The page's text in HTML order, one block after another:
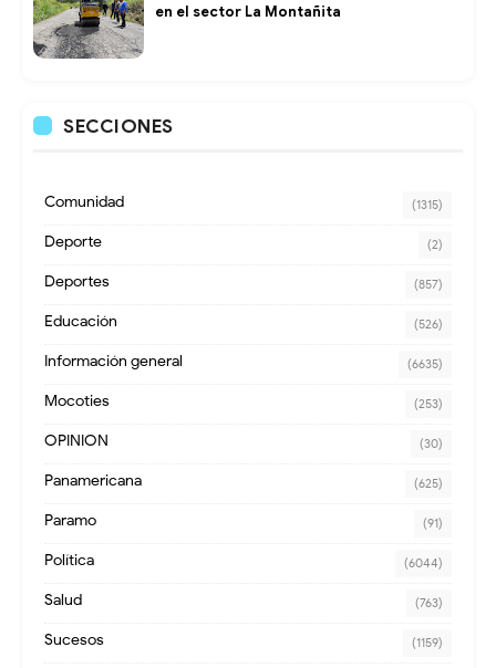
en el sector La Montañita
SECCIONES
Comunidad (1315)
Deporte (2)
Deportes (857)
Educación (526)
Información general (6635)
Mocoties (253)
OPINION (30)
Panamericana (625)
Paramo (91)
Política (6044)
Salud (763)
Sucesos (1159)